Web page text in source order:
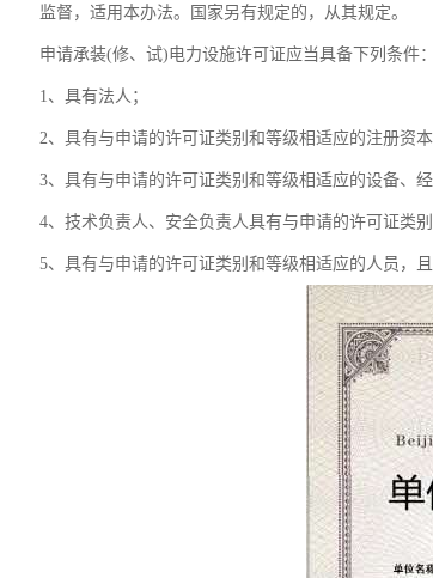
监督，适用本办法。国家另有规定的，从其规定。
申请承装(修、试)电力设施许可证应当具备下列条件：
1、具有法人；
2、具有与申请的许可证类别和等级相适应的注册资本
3、具有与申请的许可证类别和等级相适应的设备、经
4、技术负责人、安全负责人具有与申请的许可证类
5、具有与申请的许可证类别和等级相适应的人员，